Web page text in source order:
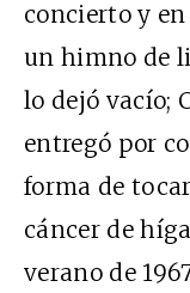
concierto y
un himno de
lo dejó vacío;
entregó por
forma de
cáncer de
verano de